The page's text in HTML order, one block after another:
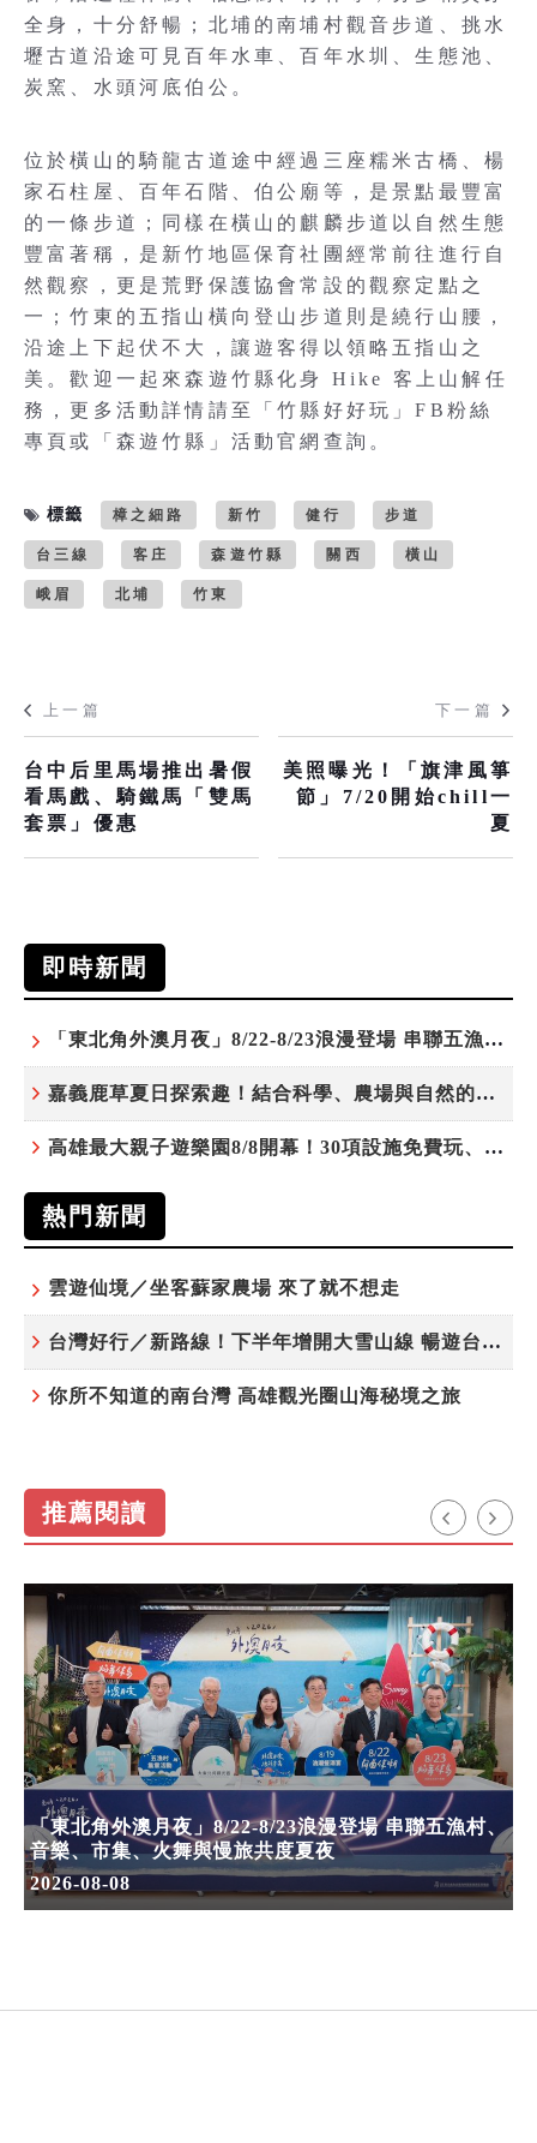
全身，十分舒暢；北埔的南埔村觀音步道、挑水
壢古道沿途可見百年水車、百年水圳、生態池、
炭窯、水頭河底伯公。
位於橫山的騎龍古道途中經過三座糯米古橋、楊
家石柱屋、百年石階、伯公廟等，是景點最豐富
的一條步道；同樣在橫山的麒麟步道以自然生態
豐富著稱，是新竹地區保育社團經常前往進行自
然觀察，更是荒野保護協會常設的觀察定點之
一；竹東的五指山橫向登山步道則是繞行山腰，
沿途上下起伏不大，讓遊客得以領略五指山之
美。歡迎一起來森遊竹縣化身 Hike 客上山解任
務，更多活動詳情請至「竹縣好好玩」FB粉絲
專頁或「森遊竹縣」活動官網查詢。
標籤 樟之細路 新竹 健行 步道
台三線 客庄 森遊竹縣 關西 橫山
峨眉 北埔 竹東
上一篇
台中后里馬場推出暑假
看馬戲、騎鐵馬「雙馬
套票」優惠
下一篇
美照曝光！「旗津風箏
節」7/20開始chill一
夏
即時新聞
「東北角外澳月夜」8/22-8/23浪漫登場 串聯五漁村、音樂、市集、火舞與慢旅共度夏夜
嘉義鹿草夏日探索趣！結合科學、農場與自然的親子小旅行
高雄最大親子遊樂園8/8開幕！30項設施免費玩、YOYO家族嗨翻暑假
熱門新聞
雲遊仙境／坐客蘇家農場 來了就不想走
台灣好行／新路線！下半年增開大雪山線 暢遊台中更便利
你所不知道的南台灣 高雄觀光圈山海秘境之旅
推薦閱讀
「東北角外澳月夜」8/22-8/23浪漫登場 串聯五漁村、
音樂、市集、火舞與慢旅共度夏夜
2026-08-08